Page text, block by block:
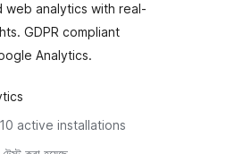
web analytics with real-
GDPR compliant
Analytics.
active installations